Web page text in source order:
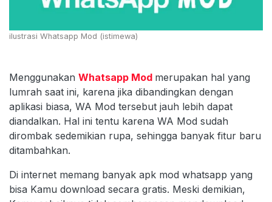
ilustrasi Whatsapp Mod (istimewa)
Menggunakan Whatsapp Mod merupakan hal yang
lumrah saat ini, karena jika dibandingkan dengan
aplikasi biasa, WA Mod tersebut jauh lebih dapat
diandalkan. Hal ini tentu karena WA Mod sudah
dirombak sedemikian rupa, sehingga banyak fitur baru
ditambahkan.
Di internet memang banyak apk mod whatsapp yang
bisa Kamu download secara gratis. Meski demikian,